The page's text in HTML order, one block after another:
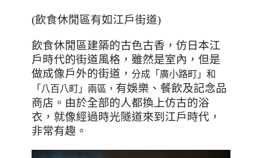
(飲食休閒區有如江戶街道)
飲食休閒區建築的古色古香，仿日本江
戶時代的街道風格，雖然是室內，但是
做成像戶外的街道， 分成 「廣小路町」和
「八百八町」兩區， 有娛樂、餐飲及記念品
商店。由於全部的人都換上仿古的浴
衣，就像經過時光隧道來到江戶時代，
非常有趣。